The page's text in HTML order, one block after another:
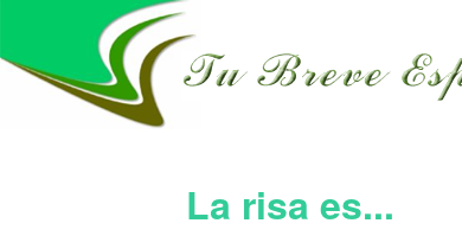
La risa es...